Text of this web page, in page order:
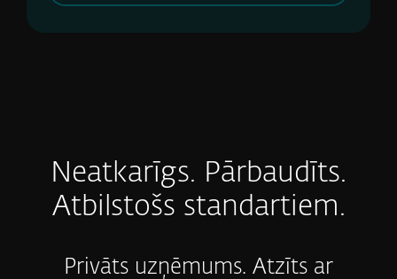
Neatkarīgs. Pārbaudīts.
Atbilstošs standartiem.
Privāts uzņēmums. Atzīts ar